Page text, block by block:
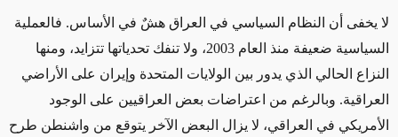
لا يخفى أن النظام السياسي في العراق هشٌ في الأساس. فالعملية
السياسية ضعيفة منذ العام 2003، ولا تنفك تحدياتها تتزايد، ومنها
النزاع الحالي الذي يدور بين الولايات المتحدة وإيران على الأراضي
العراقية. وبالرغم من اعتراضات بعض العراقيين على الوجود
الأمريكي في العراقي، لا يزال البعض الآخر يتوقع من واشنطن طرح